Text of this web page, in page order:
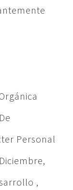
Personal
,